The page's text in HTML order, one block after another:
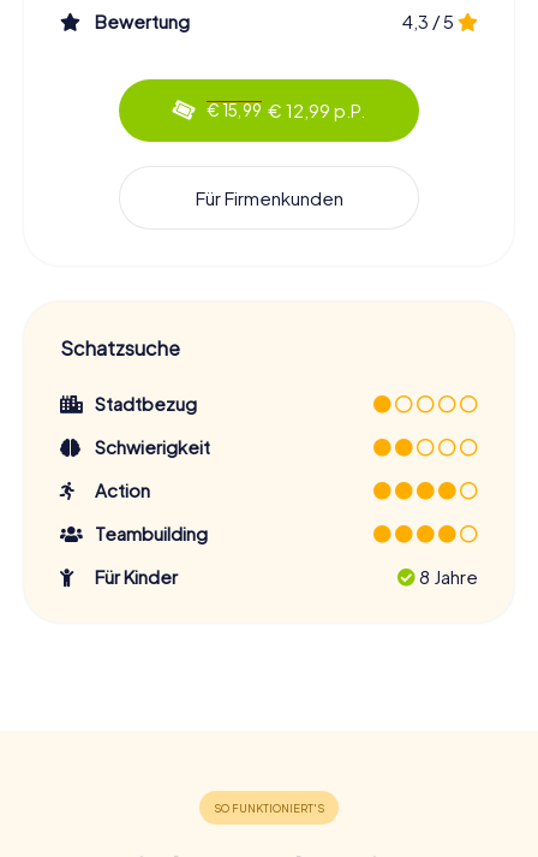
Bewertung 4,3 / 5
€ 15,99 € 12,99 p.P.
Für Firmenkunden
Schatzsuche
Stadtbezug
Schwierigkeit
Action
Teambuilding
Für Kinder
8 Jahre